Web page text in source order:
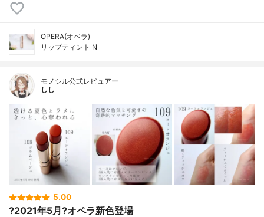
OPERA(オペラ)
リップティント N
モノシル公式レビュアー
しし
5.00
?2021年5月?オペラ新色登場